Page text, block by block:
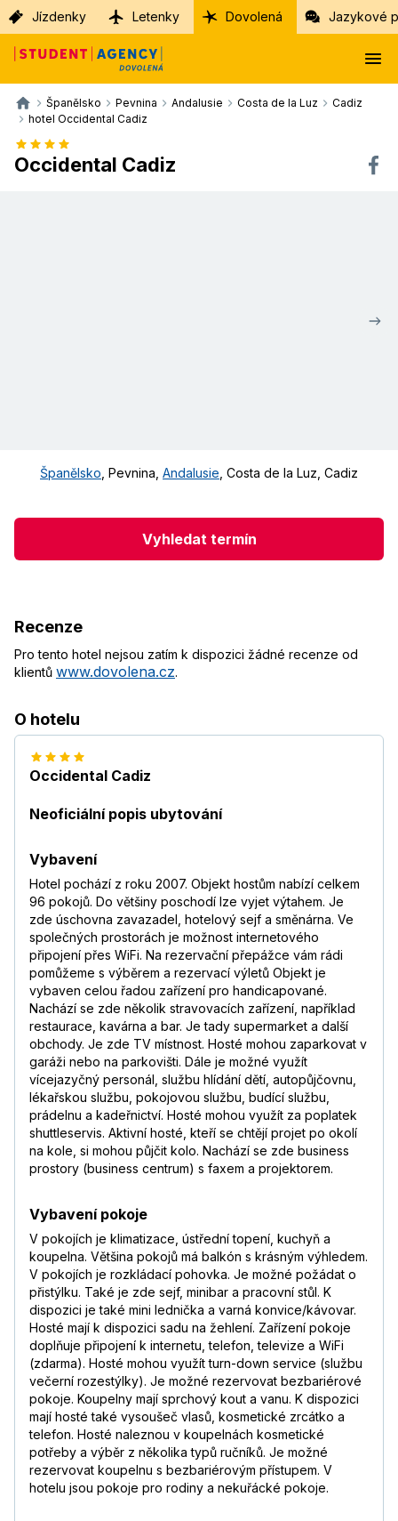
Jízdenky Letenky Dovolená Jazykové
Španělsko Pevnina Andalusie Costa de la Luz
Cadiz
hotel Occidental Cadiz
Occidental Cadiz
Španělsko Pevnina Andalusie Costa de la Luz Cadiz
Vyhledat termín
Recenze
Pro tento hotel nejsou zatím k dispozici žádné recenze od
klientů www.dovolena.cz.
O hotelu
Occidental Cadiz
Neoficiální popis ubytování
Vybavení
Hotel pochází z roku 2007. Objekt hostům nabízí celkem
96 pokojů. Do většiny poschodí lze vyjet výtahem. Je
zde úschovna zavazadel, hotelový sejf a směnárna. Ve
společných prostorách je možnost internetového
připojení přes WiFi. Na rezervační přepážce vám rádi
pomůžeme s výběrem a rezervací výletů Objekt je
vybaven celou řadou zařízení pro handicapované.
Nachází se zde několik stravovacích zařízení, například
restaurace, kavárna a bar. Je tady supermarket a další
obchody. Je zde TV místnost. Hosté mohou zaparkovat v
garáži nebo na parkovišti. Dále je možné využít
vícejazyčný personál, službu hlídání dětí, autopůjčovnu,
lékařskou službu, pokojovou službu, budící službu,
prádelnu a kadeřnictví. Hosté mohou využít za poplatek
shuttleservis. Aktivní hosté, kteří se chtějí projet po okolí
na kole, si mohou půjčit kolo. Nachází se zde business
prostory (business centrum) s faxem a projektorem.
Vybavení pokoje
V pokojích je klimatizace, ústřední topení, kuchyň a
koupelna. Většina pokojů má balkón s krásným výhledem.
V pokojích je rozkládací pohovka. Je možné požádat o
přistýlku. Také je zde sejf, minibar a pracovní stůl. K
dispozici je také mini lednička a varná konvice/kávovar.
Hosté mají k dispozici sadu na žehlení. Zařízení pokoje
doplňuje připojení k internetu, telefon, televize a WiFi
(zdarma). Hosté mohou využít turn-down service (službu
večerní rozestýlky). Je možné rezervovat bezbariérové
pokoje. Koupelny mají sprchový kout a vanu. K dispozici
mají hosté také vysoušeč vlasů, kosmetické zrcátko a
telefon. Hosté naleznou v koupelnách kosmetické
potřeby a výběr z několika typů ručníků. Je možné
rezervovat koupelnu s bezbariérovým přístupem. V
hotelu jsou pokoje pro rodiny a nekuřácké pokoje.